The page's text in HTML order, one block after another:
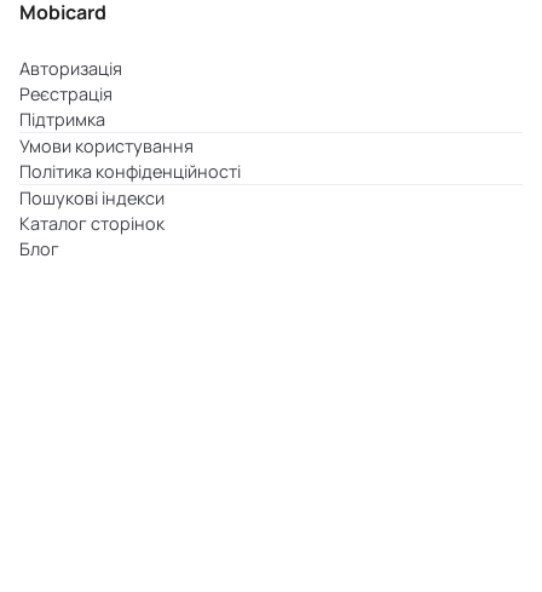
Mobicard
Авторизація
Реєстрація
Підтримка
Умови користування
Політика конфіденційності
Пошукові індекси
Каталог сторінок
Блог